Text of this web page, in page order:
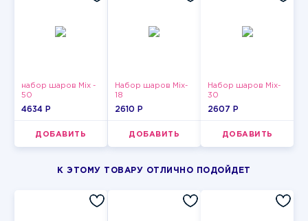
набор шаров Mix -
50
4634 P
ДОБАВИТЬ
Набор шаров Mix-
18
2610 P
ДОБАВИТЬ
Набор шаров Mix-
30
2607 P
ДОБАВИТЬ
К ЭТОМУ ТОВАРУ ОТЛИЧНО ПОДОЙДЕТ